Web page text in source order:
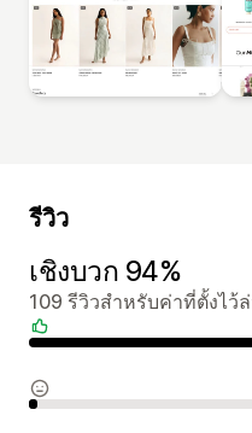
รีวิว
เชิงบวก 94%
109 รีวิวสำหรับค่าที่ตั้งไว้
รีวิวเชิงบวก
รีวิวที่เป็นกลาง